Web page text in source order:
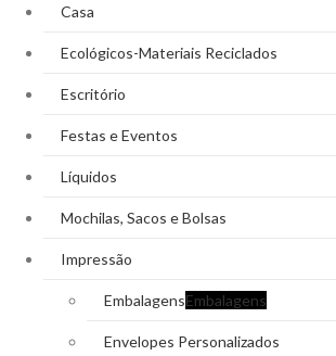
Casa
Ecológicos-Materiais Reciclados
Escritório
Festas e Eventos
Líquidos
Mochilas, Sacos e Bolsas
Impressão
EmbalagensEmbalagens
Envelopes Personalizados